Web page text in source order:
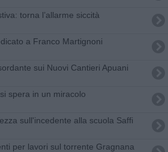
torna l’allarme siccità
a Franco Martignoni
sui Nuovi Cantieri Apuani
spera in un miracolo
sull'incedente alla scuola Saffi
per lavori sul torrente Gragnana